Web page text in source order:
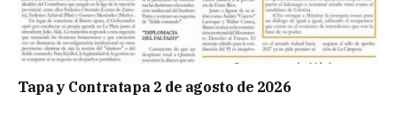
Tapa y Contratapa 2 de agosto de 2026